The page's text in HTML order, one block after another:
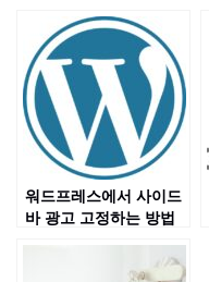
워드프레스에서 사이드
바 광고 고정하는 방법